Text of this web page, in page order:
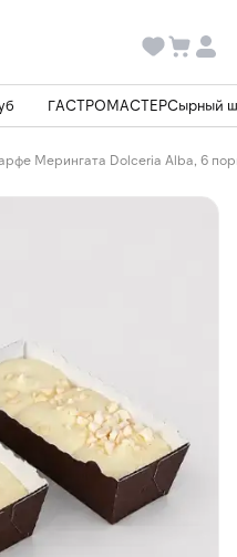
ГАСТРОМАСТЕРСырный
Мерингата Dolceria Alba, 6